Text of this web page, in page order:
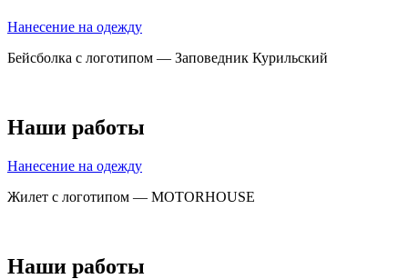
Нанесение на одежду
Бейсболка с логотипом — Заповедник Курильский
Наши работы
Нанесение на одежду
Жилет с логотипом — MOTORHOUSE
Наши работы